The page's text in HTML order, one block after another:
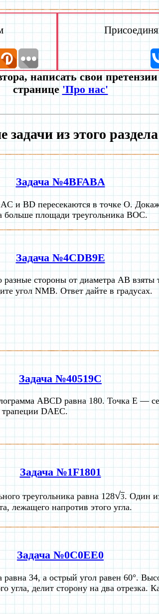
написать свои
странице'Про нас'
задачи из этого раздела
Задача №4BFABA
и BD пересекаются в точке O.
больше площади треугольника BOC.
Задача №4CDB9E
стороны от диаметра AB
угол NMB. Ответ дайте в градусах.
Задача №40519C
ABCD равна 180. Точка E —
DAEC.
Задача №1F1801
треугольника равна 128√3. Один
лежащего напротив этого угла.
Задача №0C0EE0
равна 34, а острый угол равен 60°.
угла, делит сторону на два отрезка.